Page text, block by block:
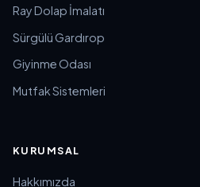
Ray Dolap İmalatı
Sürgülü Gardırop
Giyinme Odası
Mutfak Sistemleri
KURUMSAL
Hakkımızda